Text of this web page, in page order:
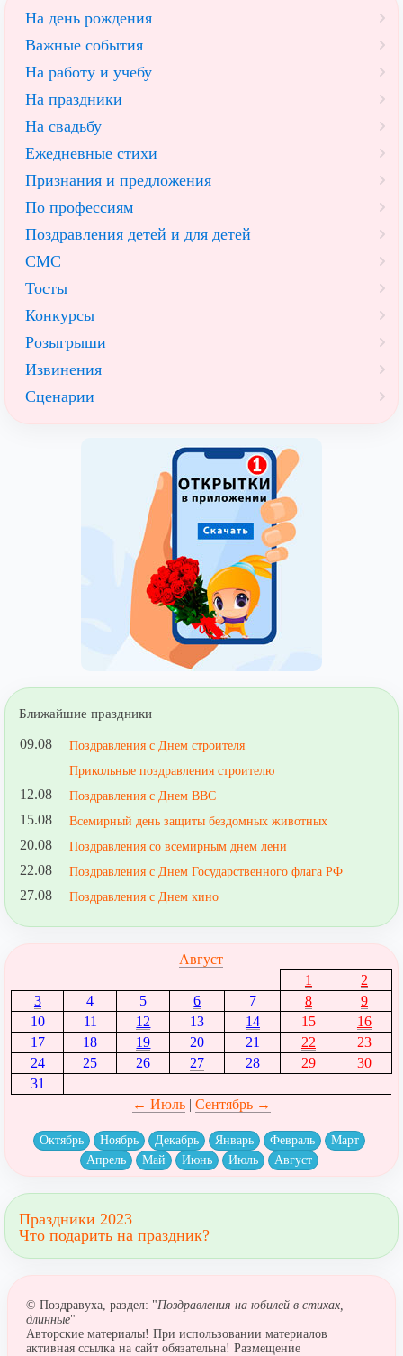
На день рождения
Важные события
На работу и учебу
На праздники
На свадьбу
Ежедневные стихи
Признания и предложения
По профессиям
Поздравления детей и для детей
СМС
Тосты
Конкурсы
Розыгрыши
Извинения
Сценарии
Ближайшие праздники
09.08
Поздравления с Днем строителя
Прикольные поздравления строителю
12.08 Поздравления с Днем ВВС
15.08 Всемирный день защиты бездомных животных
20.08 Поздравления со всемирным днем лени
22.08 Поздравления с Днем Государственного флага РФ
27.08 Поздравления с Днем кино
Август
1
2
3
4 5 6 7 8
9
10
11 12 13 14 15
16
17
18 19 20 21 22
23
24
25 26 27 28 29
30
31
← Июль| Сентябрь →
Октябрь Ноябрь Декабрь Январь Февраль
Март
Апрель
Май Июнь Июль Август
Праздники 2023
Что подарить на праздник?
© Поздравуха, раздел: "Поздравления на юбилей в стихах,
длинные"
Авторские материалы! При использовании материалов
активная ссылка на сайт обязательна! Размещение